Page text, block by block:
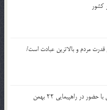
کشور
22 بهمن، نمایش قدرت مردم و بالاترین عبادت است/
آیت الله سید هاشم حسینی بوشهری : ملت ایران با حضور در راهپیمایی ۲۲ بهمن